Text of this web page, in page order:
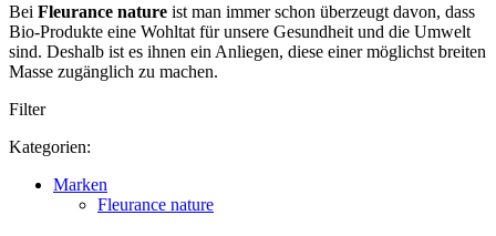
Bei Fleurance nature ist man immer schon überzeugt davon, dass
Bio-Produkte eine Wohltat für unsere Gesundheit und die Umwelt
sind. Deshalb ist es ihnen ein Anliegen, diese einer möglichst breiten
Masse zugänglich zu machen.
Filter
Kategorien:
Marken
Fleurance nature